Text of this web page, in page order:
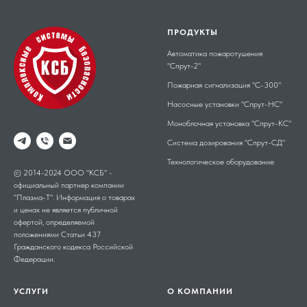
© 2014-2024 ООО "КСБ" -
официальный партнер компании
"Плазма-Т". Информация о товарах
и ценах не является публичной
офертой, определяемой
положениями Статьи 437
Гражданского кодекса Российской
Федерации.
ПРОДУКТЫ
Автоматика пожаротушения
"Спрут-2"
Пожарная сигнализация "С-300"
Насосные установки "Спрут-НС"
Моноблочная установка "Спрут-КС"
Система дозирования "Спрут-СД"
Технологическое оборудование
УСЛУГИ О КОМПАНИИ